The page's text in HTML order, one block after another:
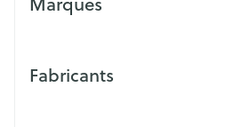
Fabricants